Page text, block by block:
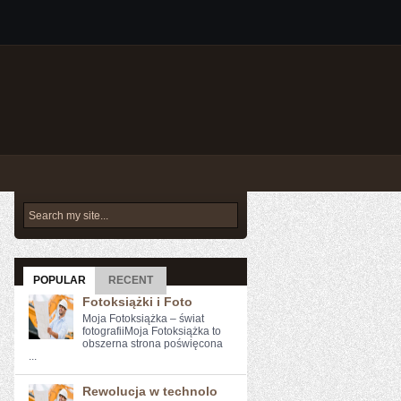
POPULAR RECENT
Fotoksiążki i Foto
Moja Fotoksiążka – świat
fotografiiMoja Fotoksiążka to
obszerna strona poświęcona
...
Rewolucja w technolo